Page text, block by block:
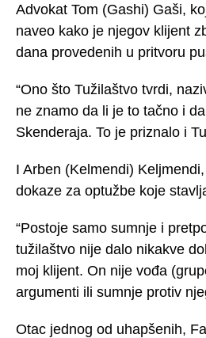
Advokat Tom (Gashi) Gaši,
naveo kako je njegov klijent
dana provedenih u pritvoru
“Ono što Tužilaštvo tvrdi,
ne znamo da li je to tačno i
Skenderaja. To je priznalo i
I Arben (Kelmendi)
dokaze za optužbe koje
“Postoje samo sumnje i
tužilaštvo nije dalo nikakve
moj klijent. On nije vođa
argumenti ili sumnje protiv
Otac jednog od uhapšenih,